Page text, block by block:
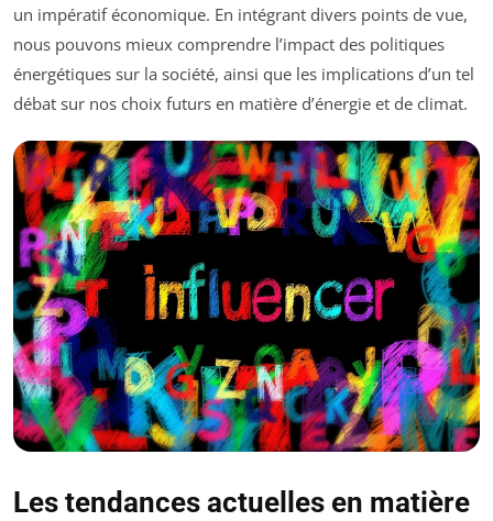
un impératif économique. En intégrant divers points de vue,
nous pouvons mieux comprendre l’impact des politiques
énergétiques sur la société, ainsi que les implications d’un tel
débat sur nos choix futurs en matière d’énergie et de climat.
Les tendances actuelles en matière